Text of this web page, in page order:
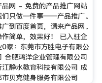
品网 - 免费的产品推广网站
们只做一件事——产品推广。
广到百度首页，请来产品网。
作简单，效果好！ 已入驻企
0家：东莞市方胜电子有限公
合肥鸿洋企业管理有限公司
江静水教育科技有限公司 成
市贝克健身服务有限公司